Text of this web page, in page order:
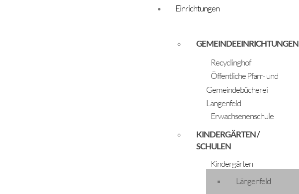
Einrichtungen
GEMEINDEEINRICHTUNGEN
Recyclinghof
Öffentliche Pfarr- und
Gemeindebücherei
Längenfeld
Erwachsenenschule
KINDERGÄRTEN /
SCHULEN
Kindergärten
Längenfeld